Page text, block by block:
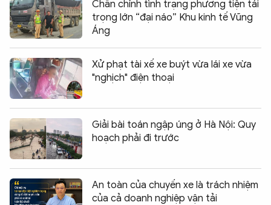
Chấn chỉnh tình trạng phương tiện tải
trọng lớn “đại náo” Khu kinh tế Vũng
Áng
Xử phạt tài xế xe buýt vừa lái xe vừa
"nghịch" điện thoại
Giải bài toán ngập úng ở Hà Nội: Quy
hoạch phải đi trước
An toàn của chuyến xe là trách nhiệm
của cả doanh nghiệp vận tải